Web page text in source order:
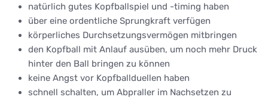
natürlich gutes Kopfballspiel und -timing haben
über eine ordentliche Sprungkraft verfügen
körperliches Durchsetzungsvermögen mitbringen
den Kopfball mit Anlauf ausüben, um noch mehr Druck
hinter den Ball bringen zu können
keine Angst vor Kopfballduellen haben
schnell schalten, um Abpraller im Nachsetzen zu